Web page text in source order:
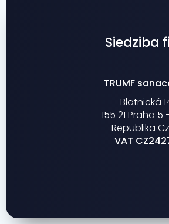
Siedziba
TRUMF
Blatnická
155 21 Praha 5
Republika
VAT